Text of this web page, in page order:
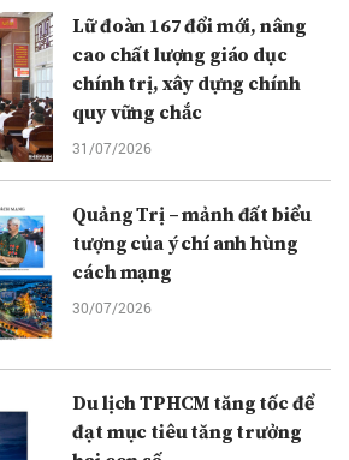
Lữ đoàn 167 đổi mới, nâng
cao chất lượng giáo dục
chính trị, xây dựng chính
quy vững chắc
31/07/2026
Quảng Trị – mảnh đất biểu
tượng của ý chí anh hùng
cách mạng
30/07/2026
Du lịch TPHCM tăng tốc để
đạt mục tiêu tăng trưởng